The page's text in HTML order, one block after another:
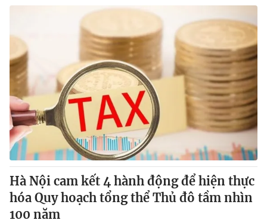
THỜI BÁO VTV
Theo dõi báo trên
Cơ quan chủ quản: Đài Truyền hình Việt Nam
Cơ quan báo chí:Thời báo VTV
Giấy phép hoạt động báo in và báo điện tử số 483/GP-BTTTT
cấp ngày 29/12/2023
Tổng Biên tập:Vũ Thanh Thủy
Phó Tổng Biên tập:Nguyễn Thị Mỹ Hạnh, Phạm Quốc Thắng,
Nguyễn Trọng Ninh
Hà Nội cam kết 4 hành động để hiện thực
hóa Quy hoạch tổng thể Thủ đô tầm nhìn
100 năm